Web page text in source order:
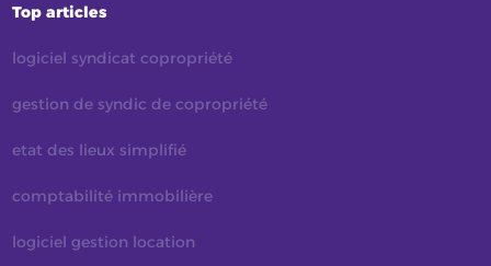
Top articles
logiciel syndicat copropriété
gestion de syndic de copropriété
etat des lieux simplifié
comptabilité immobilière
logiciel gestion location